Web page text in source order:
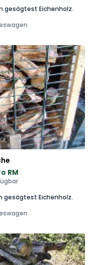
gesägtest Eichenholz.
RM
gesägtest Eichenholz.